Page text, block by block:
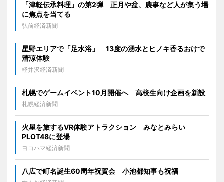
「津軽伝承料理」の第2弾 正月や盆、農事など人が集う場
に焦点を当てる
弘前経済新聞
星野エリアで「足水浴」 13度の湧水とヒノキ香るおけで
清涼体験
軽井沢経済新聞
札幌でゲームイベント10月開催へ 高校生向け企画を新設
札幌経済新聞
火星を旅するVR体験アトラクション みなとみらい
PLOT48に登場
ヨコハマ経済新聞
八広で町名誕生60周年祝賀会 小池都知事も祝福